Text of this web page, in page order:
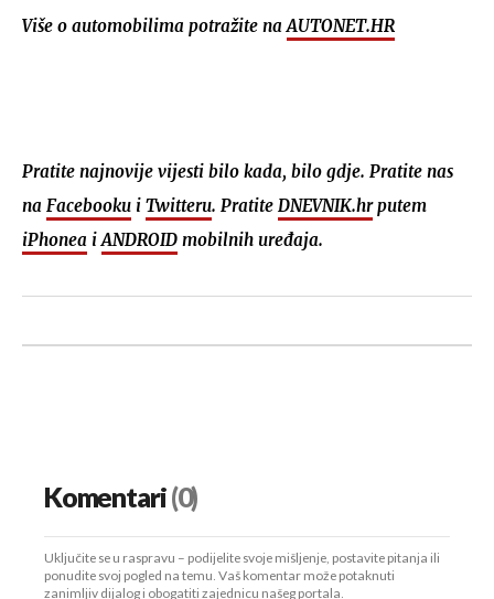
Više o automobilima potražite na AUTONET.HR
Pratite najnovije vijesti bilo kada, bilo gdje. Pratite nas
na Facebooku i Twitteru. Pratite DNEVNIK.hrputem
iPhonea i ANDROID mobilnih uređaja.
Komentari(0)
Uključite se u raspravu – podijelite svoje mišljenje, postavite pitanja ili
ponudite svoj pogled na temu. Vaš komentar može potaknuti
zanimljiv dijalog i obogatiti zajednicu našeg portala.